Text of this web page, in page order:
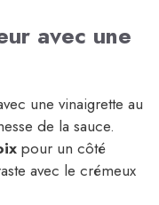
avec une
une vinaigrette au
de la sauce.
pour un côté
avec le crémeux